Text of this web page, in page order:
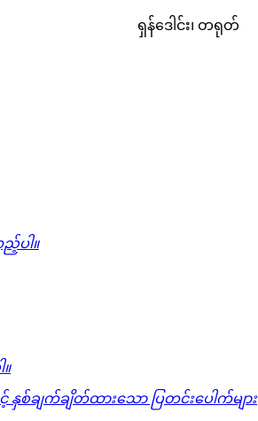
ရှန်ဒေါင်း၊ တရုတ်
ည့်ပါ။
။
နှစ်ချက်ချိတ်ထားသော ပြတင်းပေါက်များ